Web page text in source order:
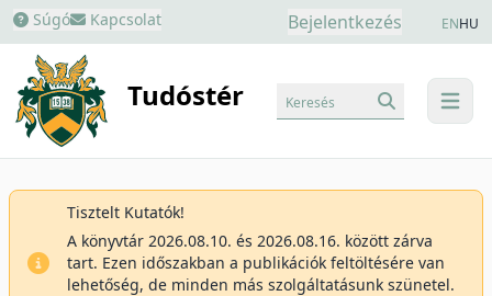
Súgó Kapcsolat Bejelentkezés ENHU
Tudóstér menu
Keresés
Tisztelt Kutatók!
A könyvtár 2026.08.10. és 2026.08.16. között zárva
tart. Ezen időszakban a publikációk feltöltésére van
lehetőség, de minden más szolgáltatásunk szünetel.